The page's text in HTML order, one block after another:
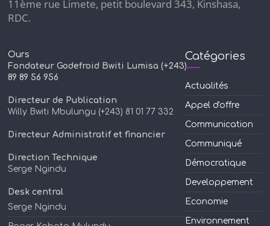
11ème rue Limete, petit boulevard 343, Kinshasa,
RDC.
Ours
Fondateur Godefroid Bwiti Lumisa (+243)
89 89 56 956
Directeur de Publication
Willy Bwiti Mbulungu (+243) 81 01 77 332
Directeur Administratif et financier
Direction Technique
Serge Ngindu
Desk central
Serge Ngindu
Catégories
Actualités
Appel d'offre
Communication
Communiqué
Démocratique
Developpement
Economie
Environnement